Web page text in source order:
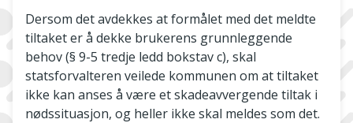
Dersom det avdekkes at formålet med det meldte
tiltaket er å dekke brukerens grunnleggende
behov (§ 9-5 tredje ledd bokstav c), skal
statsforvalteren veilede kommunen om at tiltaket
ikke kan anses å være et skadeavvergende tiltak i
nødssituasjon, og heller ikke skal meldes som det.